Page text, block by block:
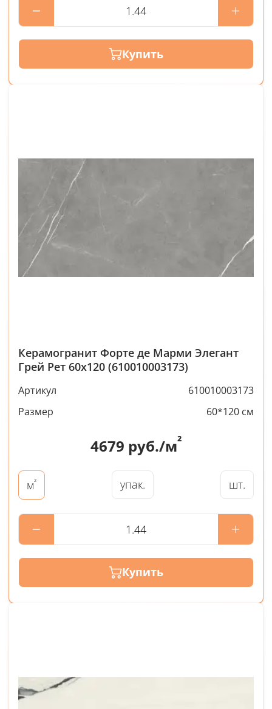
Купить
Керамогранит Форте де Марми Элегант
Грей Рет 60x120 (610010003173)
Артикул
610010003173
Размер
60*120 см
4679 руб./м²
м² упак. шт.
Купить